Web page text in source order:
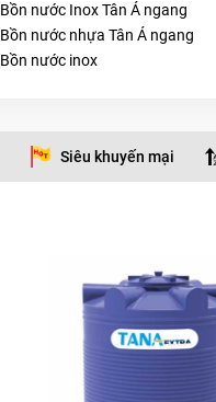
Bồn nước Inox Tân Á ngang
Bồn nước nhựa Tân Á ngang
Bồn nước inox
Siêu khuyến mại